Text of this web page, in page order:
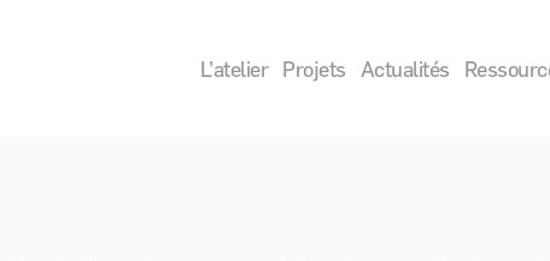
L’atelier Projets Actualités